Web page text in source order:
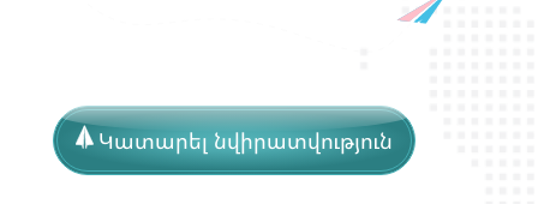
Կատարել նվիրատվություն